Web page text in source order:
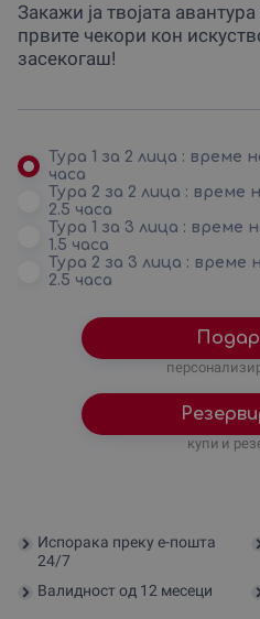
Закажи ја твојата
првите чекори кон
засекогаш!
Тура 1 за 2 лица : време
часа
Тура 2 за 2 лица : време
2.5 часа
Тура 1 за 3 лица : време
1.5 часа
Тура 2 за 3 лица : време
2.5 часа
купи и
Испорака преку е-пошта
24/7
Валидност од 12 месеци